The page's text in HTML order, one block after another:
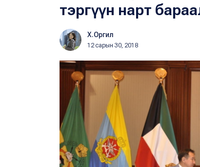
тэргүүн нарт
Х.Оргил
12 сарын 30, 2018